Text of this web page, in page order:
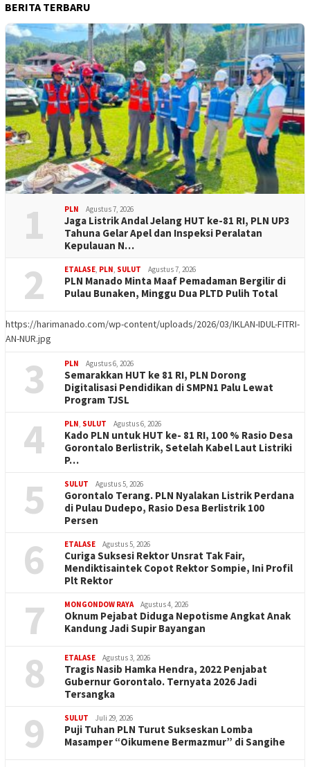
BERITA TERBARU
1 PLN Agustus 7, 2026
Jaga Listrik Andal Jelang HUT ke-81 RI, PLN UP3
Tahuna Gelar Apel dan Inspeksi Peralatan
Kepulauan N…
2 ETALASE, PLN, SULUT Agustus 7, 2026
PLN Manado Minta Maaf Pemadaman Bergilir di
Pulau Bunaken, Minggu Dua PLTD Pulih Total
https://harimanado.com/wp-content/uploads/2026/03/IKLAN-IDUL-FITRI-
AN-NUR.jpg
3 PLN Agustus 6, 2026
Semarakkan HUT ke 81 RI, PLN Dorong
Digitalisasi Pendidikan di SMPN1 Palu Lewat
Program TJSL
4 PLN, SULUT Agustus 6, 2026
Kado PLN untuk HUT ke- 81 RI, 100 % Rasio Desa
Gorontalo Berlistrik, Setelah Kabel Laut Listriki
P…
5 SULUT Agustus 5, 2026
Gorontalo Terang. PLN Nyalakan Listrik Perdana
di Pulau Dudepo, Rasio Desa Berlistrik 100
Persen
6 ETALASE Agustus 5, 2026
Curiga Suksesi Rektor Unsrat Tak Fair,
Mendiktisaintek Copot Rektor Sompie, Ini Profil
Plt Rektor
7 MONGONDOW RAYA Agustus 4, 2026
Oknum Pejabat Diduga Nepotisme Angkat Anak
Kandung Jadi Supir Bayangan
8 ETALASE Agustus 3, 2026
Tragis Nasib Hamka Hendra, 2022 Penjabat
Gubernur Gorontalo. Ternyata 2026 Jadi
Tersangka
9 SULUT Juli 29, 2026
Puji Tuhan PLN Turut Sukseskan Lomba
Masamper “Oikumene Bermazmur” di Sangihe